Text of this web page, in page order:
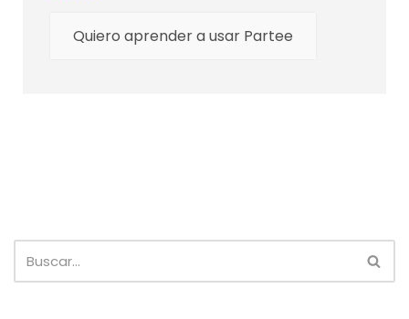
Quiero aprender a usar Partee